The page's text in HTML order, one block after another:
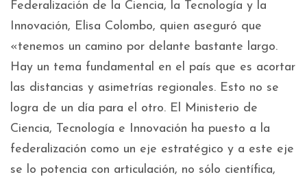
Federalización de la Ciencia, la Tecnología y la
Innovación, Elisa Colombo, quien aseguró que
«tenemos un camino por delante bastante largo.
Hay un tema fundamental en el país que es acortar
las distancias y asimetrías regionales. Esto no se
logra de un día para el otro. El Ministerio de
Ciencia, Tecnología e Innovación ha puesto a la
federalización como un eje estratégico y a este eje
se lo potencia con articulación, no sólo científica,